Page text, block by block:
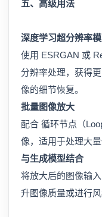
五、高级用法
深度学习超分辨率
使用 ESRGAN 或
分辨率处理，获得
像的细节恢复。
批量图像放大
配合 循环节点（
像，适用于处理大量
与生成模型结合
将放大后的图像输
升图像质量或进行风